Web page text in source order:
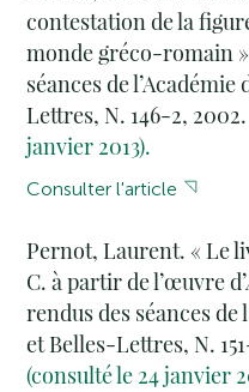
contestation de la
monde gréco-romain
séances de
Lettres, N. 146-2,
janvier 2013).
Consulter l'article
Pernot, Laurent. « Le
C. à partir de l’œuvre
rendus des séances
et Belles-Lettres, N.
(consulté le 24 janvier